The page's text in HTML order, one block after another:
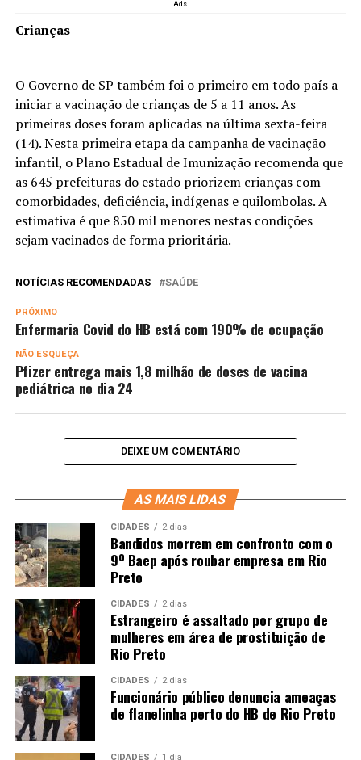
Ads
Crianças
O Governo de SP também foi o primeiro em todo país a
iniciar a vacinação de crianças de 5 a 11 anos. As
primeiras doses foram aplicadas na última sexta-feira
(14). Nesta primeira etapa da campanha de vacinação
infantil, o Plano Estadual de Imunização recomenda que
as 645 prefeituras do estado priorizem crianças com
comorbidades, deficiência, indígenas e quilombolas. A
estimativa é que 850 mil menores nestas condições
sejam vacinados de forma prioritária.
NOTÍCIAS RECOMENDADAS SAÚDE
PRÓXIMO
Enfermaria Covid do HB está com 190% de ocupação
NÃO ESQUEÇA
Pfizer entrega mais 1,8 milhão de doses de vacina
pediátrica no dia 24
DEIXE UM COMENTÁRIO
AS MAIS LIDAS
CIDADES 2 dias
Bandidos morrem em confronto com o
9º Baep após roubar empresa em Rio
Preto
CIDADES 2 dias
Estrangeiro é assaltado por grupo de
mulheres em área de prostituição de
Rio Preto
CIDADES 2 dias
Funcionário público denuncia ameaças
de flanelinha perto do HB de Rio Preto
CIDADES 1 dia